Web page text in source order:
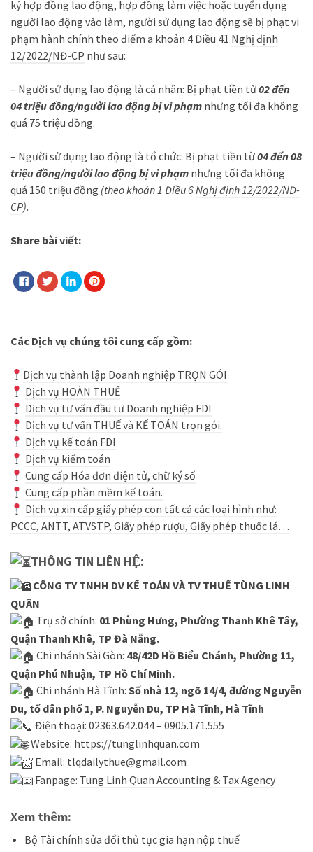
ký hợp đồng lao động, hợp đồng làm việc hoặc tuyển dụng
người lao động vào làm, người sử dụng lao động sẽ bị phạt vi
phạm hành chính theo điểm a khoản 4 Điều 41 Nghị định
12/2022/NĐ-CP như sau:
– Người sử dụng lao động là cá nhân: Bị phạt tiền từ02 đến
04 triệu đồng/người lao động bị vi phạm nhưng tối đa không
quá 75 triệu đồng.
– Người sử dụng lao động là tổ chức: Bị phạt tiền từ04 đến 08
triệu đồng/người lao động bị vi phạm nhưng tối đa không
quá 150 triệu đồng (theo khoản 1 Điều 6Nghị định 12/2022/NĐ-
CP).
Share bài viết:
Các Dịch vụ chúng tôi cung cấp gồm:
Dịch vụ thành lập Doanh nghiệp TRỌN GÓI
Dịch vụ HOÀN THUẾ
Dịch vụ tư vấn đầu tư Doanh nghiệp FDI
Dịch vụ tư vấn THUẾ và KẾ TOÁN trọn gói.
Dịch vụ kế toán FDI
Dịch vụ kiểm toán
Cung cấp Hóa đơn điện tử, chữ ký số
Cung cấp phần mềm kế toán.
Dịch vụ xin cấp giấy phép con tất cả các loại hình như:
PCCC, ANTT, ATVSTP, Giấy phép rượu, Giấy phép thuốc lá…
THÔNG TIN LIÊN HỆ:
CÔNG TY TNHH DV KẾ TOÁN VÀ TV THUẾ TÙNG LINH
QUÂN
Trụ sở chính: 01 Phùng Hưng, Phường Thanh Khê Tây,
Quận Thanh Khê, TP Đà Nẵng.
Chi nhánh Sài Gòn: 48/42D Hồ Biểu Chánh, Phường 11,
Quận Phú Nhuận, TP Hồ Chí Minh.
Chi nhánh Hà Tĩnh: Số nhà 12, ngõ 14/4, đường Nguyễn
Du, tổ dân phố 1, P. Nguyễn Du, TP Hà Tĩnh, Hà Tĩnh
Điện thoại: 02363.642.044 – 0905.171.555
Website: https://tunglinhquan.com
Email: tlqdailythue@gmail.com
Fanpage: Tung Linh Quan Accounting & Tax Agency
Xem thêm:
Bộ Tài chính sửa đổi thủ tục gia hạn nộp thuế